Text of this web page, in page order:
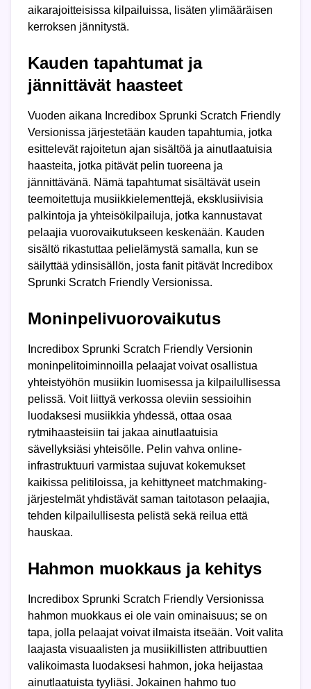
aikarajoitteisissa kilpailuissa, lisäten ylimääräisen
kerroksen jännitystä.
Kauden tapahtumat ja
jännittävät haasteet
Vuoden aikana Incredibox Sprunki Scratch Friendly
Versionissa järjestetään kauden tapahtumia, jotka
esittelevät rajoitetun ajan sisältöä ja ainutlaatuisia
haasteita, jotka pitävät pelin tuoreena ja
jännittävänä. Nämä tapahtumat sisältävät usein
teemoitettuja musiikkielementtejä, eksklusiivisia
palkintoja ja yhteisökilpailuja, jotka kannustavat
pelaajia vuorovaikutukseen keskenään. Kauden
sisältö rikastuttaa pelielämystä samalla, kun se
säilyttää ydinsisällön, josta fanit pitävät Incredibox
Sprunki Scratch Friendly Versionissa.
Moninpelivuorovaikutus
Incredibox Sprunki Scratch Friendly Versionin
moninpelitoiminnoilla pelaajat voivat osallistua
yhteistyöhön musiikin luomisessa ja kilpailullisessa
pelissä. Voit liittyä verkossa oleviin sessioihin
luodaksesi musiikkia yhdessä, ottaa osaa
rytmihaasteisiin tai jakaa ainutlaatuisia
sävellyksiäsi yhteisölle. Pelin vahva online-
infrastruktuuri varmistaa sujuvat kokemukset
kaikissa pelitiloissa, ja kehittyneet matchmaking-
järjestelmät yhdistävät saman taitotason pelaajia,
tehden kilpailullisesta pelistä sekä reilua että
hauskaa.
Hahmon muokkaus ja kehitys
Incredibox Sprunki Scratch Friendly Versionissa
hahmon muokkaus ei ole vain ominaisuus; se on
tapa, jolla pelaajat voivat ilmaista itseään. Voit valita
laajasta visuaalisten ja musiikillisten attribuuttien
valikoimasta luodaksesi hahmon, joka heijastaa
ainutlaatuista tyyliäsi. Jokainen hahmo tuo